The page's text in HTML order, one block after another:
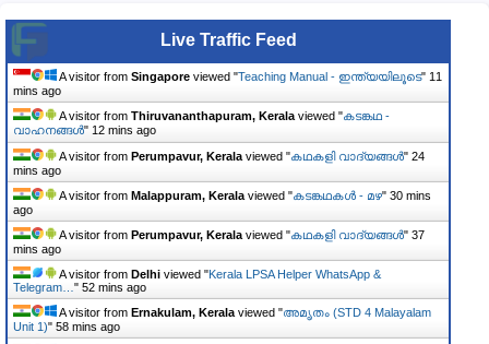
Live Traffic Feed
A visitor from Singapore viewed "Teaching Manual - ഇന്ത്യയിലൂടെ" 11
mins ago
A visitor from Thiruvananthapuram, Kerala viewed "കടങ്കഥ -
വാഹനങ്ങൾ" 12 mins ago
A visitor from Perumpavur, Kerala viewed "കഥകളി വാദ്യങ്ങൾ" 24
mins ago
A visitor from Malappuram, Kerala viewed "കടങ്കഥകൾ - മഴ" 30 mins
ago
A visitor from Perumpavur, Kerala viewed "കഥകളി വാദ്യങ്ങൾ" 37
mins ago
A visitor from Delhi viewed "Kerala LPSA Helper WhatsApp &
Telegram… " 52 mins ago
A visitor from Ernakulam, Kerala viewed "അമൃതം (STD 4 Malayalam
Unit 1)" 58 mins ago